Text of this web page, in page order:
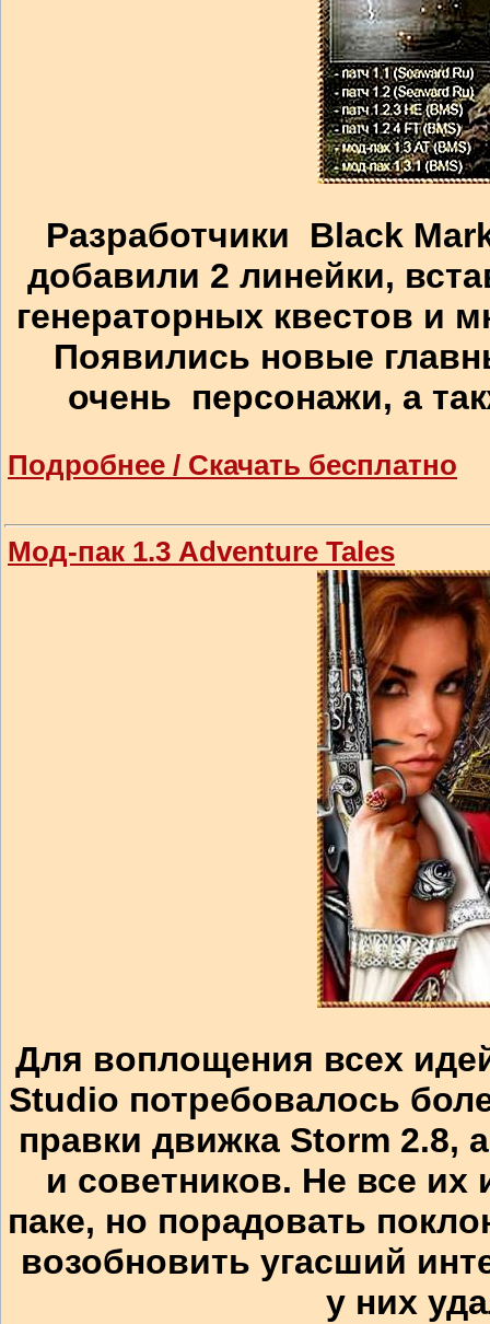
Разработчики Black
добавили 2 линейки,
генераторных квестов и
Появились новые
очень персонажи, а
Подробнее / Скачать бесплатно
Мод-пак 1.3 Adventure Tales
Для воплощения всех
Studio потребовалось
правки движка Storm 2.8,
и советников. Не все
паке, но порадовать
возобновить угасший
у них